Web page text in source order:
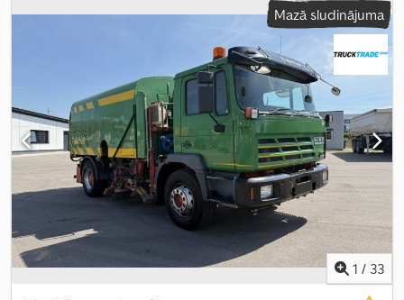
klase:Euro 3, Ražošanas gads:2003, Aprīkojums:ABS, celtnis,
elektroniskā stabilitātes programma (ESP), gaisa
Mazā sludinājuma
1 / 33